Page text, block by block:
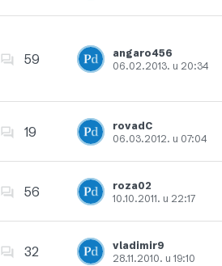
59
angaro456
06.02.2013. u 20:34
19
rovadC
06.03.2012. u 07:04
Dodajte u favorite
56
roza02
10.10.2011. u 22:17
Dodajte u favorite
32
vladimir9
28.11.2010. u 19:10